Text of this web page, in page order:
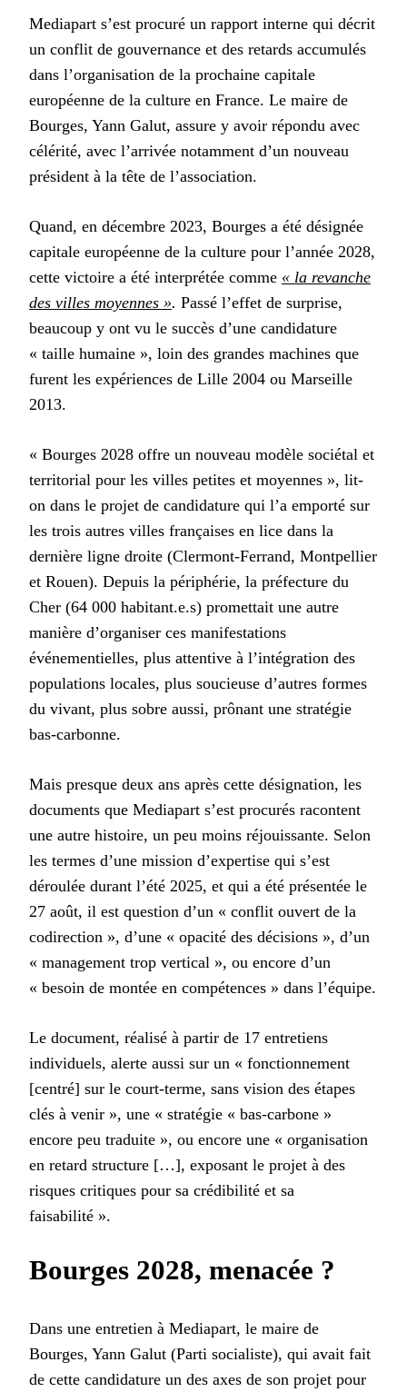
Mediapart s’est procuré un rapport interne qui décrit
un conflit de gouvernance et des retards accumulés
dans l’organisation de la prochaine capitale
européenne de la culture en France. Le maire de
Bourges, Yann Galut, assure y avoir répondu avec
célérité, avec l’arrivée notamment d’un nouveau
président à la tête de l’association.
Quand, en décembre 2023, Bourges a été désignée
capitale européenne de la culture pour l’année 2028,
cette victoire a été interprétée comme « la revanche
des villes moyennes ». Passé l’effet de surprise,
beaucoup y ont vu le succès d’une candidature
« taille humaine », loin des grandes machines que
furent les expériences de Lille 2004 ou Marseille
2013.
« Bourges 2028 offre un nouveau modèle sociétal et
territorial pour les villes petites et moyennes », lit-
on dans le projet de candidature qui l’a emporté sur
les trois autres villes françaises en lice dans la
dernière ligne droite (Clermont-Ferrand, Montpellier
et Rouen). Depuis la périphérie, la préfecture du
Cher (64 000 habitant.e.s) promettait une autre
manière d’organiser ces manifestations
événementielles, plus attentive à l’intégration des
populations locales, plus soucieuse d’autres formes
du vivant, plus sobre aussi, prônant une stratégie
bas-carbonne.
Mais presque deux ans après cette désignation, les
documents que Mediapart s’est procurés racontent
une autre histoire, un peu moins réjouissante. Selon
les termes d’une mission d’expertise qui s’est
déroulée durant l’été 2025, et qui a été présentée le
27 août, il est question d’un « conflit ouvert de la
codirection », d’une « opacité des décisions », d’un
« management trop vertical », ou encore d’un
« besoin de montée en compétences » dans l’équipe.
Le document, réalisé à partir de 17 entretiens
individuels, alerte aussi sur un « fonctionnement
[centré] sur le court-terme, sans vision des étapes
clés à venir », une « stratégie « bas-carbone »
encore peu traduite », ou encore une « organisation
en retard structure […], exposant le projet à des
risques critiques pour sa crédibilité et sa
faisabilité ».
Bourges 2028, menacée ?
Dans une entretien à Mediapart, le maire de
Bourges, Yann Galut (Parti socialiste), qui avait fait
de cette candidature un des axes de son projet pour